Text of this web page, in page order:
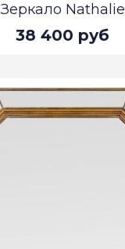
Зеркало Nathalie
38 400 руб